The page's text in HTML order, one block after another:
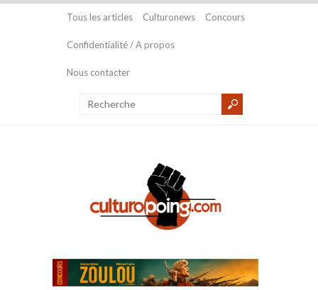
Tous les articles Culturonews Concours
Confidentialité / A propos
Nous contacter